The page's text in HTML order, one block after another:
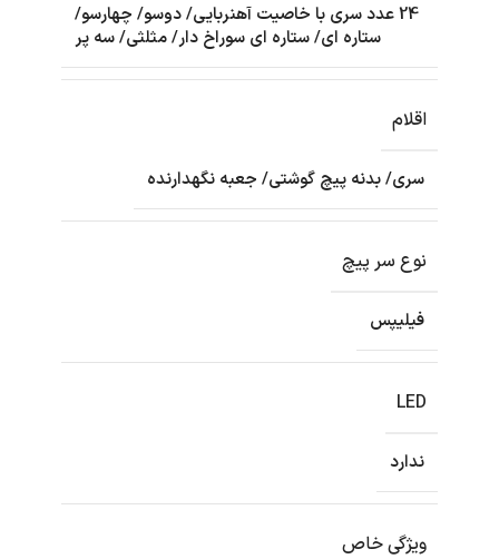
24 عدد سری با خاصیت آهنربایی/ دوسو/ چهارسو/
ستاره ای/ ستاره ای سوراخ دار/ مثلثی/ سه پر
اقلام
سری/ بدنه پیچ گوشتی/ جعبه نگهدارنده
نوع سر پیچ
فیلیپس
LED
ندارد
ویژگی خاص